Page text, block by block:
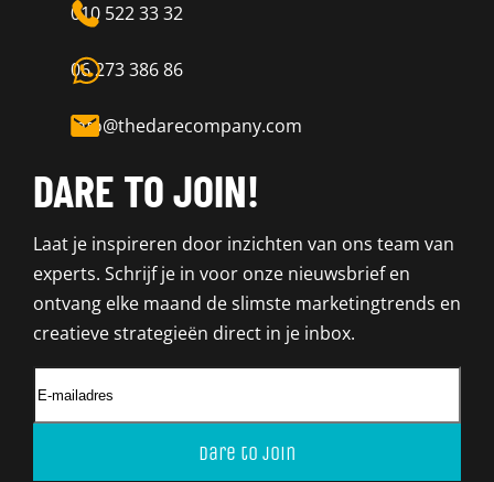
010 522 33 32
06 273 386 86
info@thedarecompany.com
DARE TO JOIN!
Laat je inspireren door inzichten van ons team van
experts. Schrijf je in voor onze nieuwsbrief en
ontvang elke maand de slimste marketingtrends en
creatieve strategieën direct in je inbox.
Dare to join